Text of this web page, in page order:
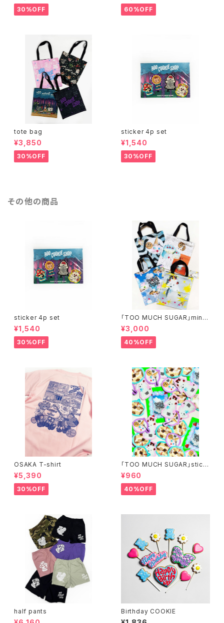
30%OFF 60%OFF
tote bag
¥3,850
30%OFF
sticker 4p set
¥1,540
30%OFF
その他の商品
sticker 4p set
¥1,540
30%OFF
「TOO MUCH SUGAR」mini t
ote bag
¥3,000
40%OFF
OSAKA T-shirt
¥5,390
30%OFF
「TOO MUCH SUGAR」stick
er 4p set
¥960
40%OFF
half pants Birthday COOKIE